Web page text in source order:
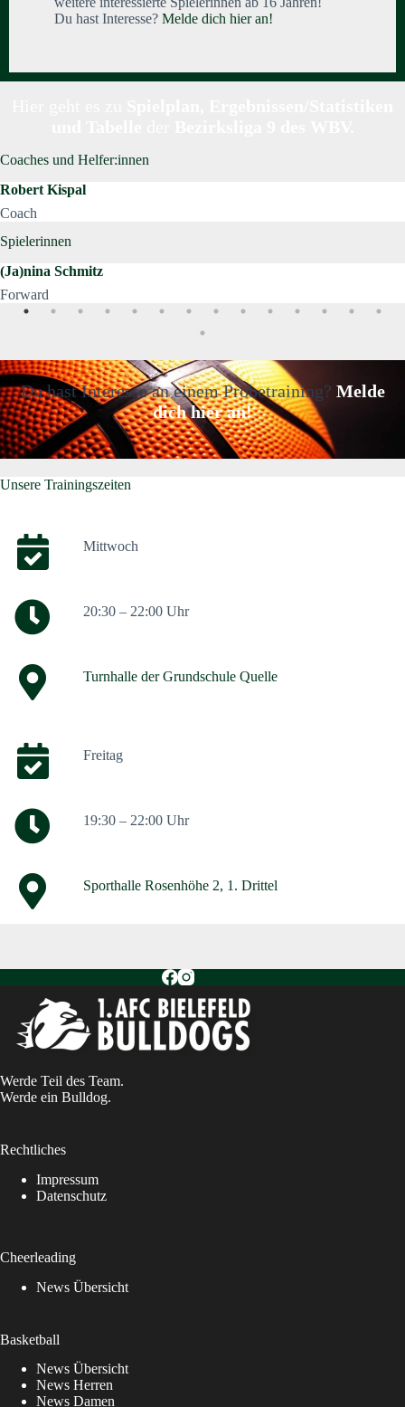
Du hast Interesse? Melde dich hier an!
Coaches und Helfer:innen
Robert Kispal
Coach
Spielerinnen
(Ja)nina Schmitz
Forward
Du hast Interesse an einem Probetraining? Melde
dich hier an!
Unsere Trainingszeiten
Mittwoch
20:30 – 22:00 Uhr
Turnhalle der Grundschule Quelle
Freitag
19:30 – 22:00 Uhr
Sporthalle Rosenhöhe 2, 1. Drittel
Werde Teil des Team.
Werde ein Bulldog.
Rechtliches
Impressum
Datenschutz
Cheerleading
News Übersicht
Basketball
News Übersicht
News Herren
News Damen